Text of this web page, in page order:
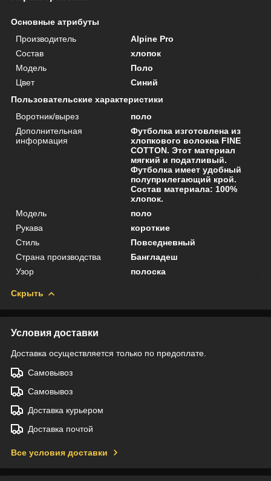
Основные атрибуты
Производитель
Alpine Pro
Состав
хлопок
Мoдель
Поло
Цвет
Синий
Пользовательские характеристики
Воротник/вырез
поло
Дополнительная
информация
Футболка изготовлена из
хлопкового волокна FINE
COTTON. Этот материал
мягкий и податливый.
Футболка имеет удобный
полуприлегающий крой.
Состав материала: 100%
хлопок.
Модель
поло
Рукава
короткие
Стиль
Повседневный
Страна производства
Бангладеш
Узор
полоска
Скрыть
Условия доставки
Доставка осуществляется только по предоплате.
Самовывоз
Самовывоз
Доставка курьером
Доставка почтой
Все условия доставки